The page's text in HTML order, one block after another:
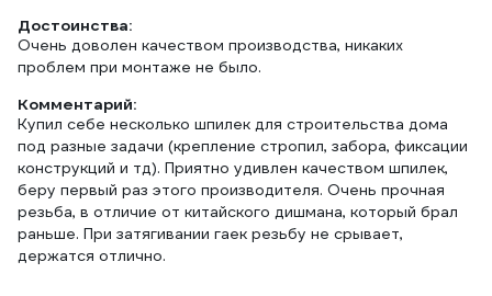
Достоинства:
Очень доволен качеством производства, никаких
проблем при монтаже не было.
Комментарий:
Купил себе несколько шпилек для строительства дома
под разные задачи (крепление стропил, забора, фиксации
конструкций и тд). Приятно удивлен качеством шпилек,
беру первый раз этого производителя. Очень прочная
резьба, в отличие от китайского дишмана, который брал
раньше. При затягивании гаек резьбу не срывает,
держатся отлично.